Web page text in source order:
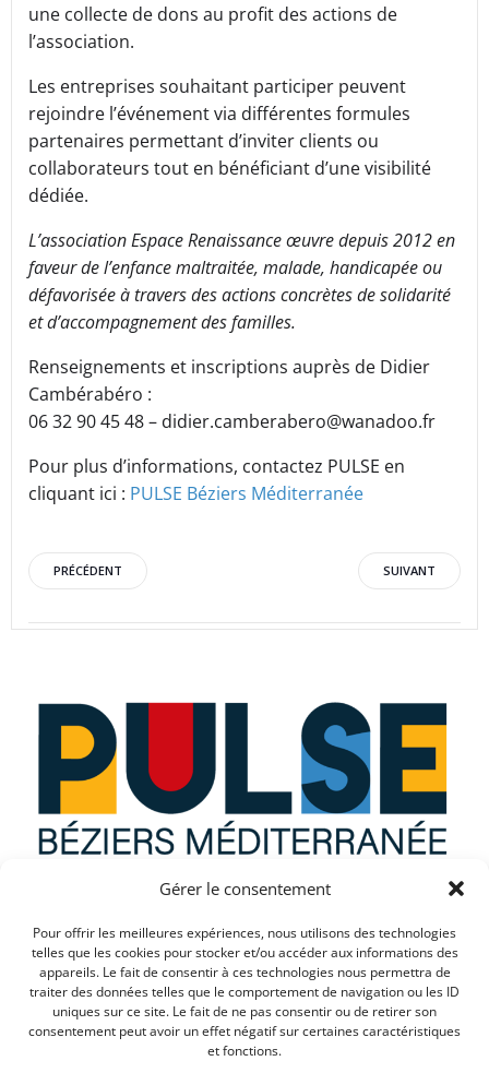
Gérer le consentement
Pour offrir les meilleures expériences, nous utilisons des technologies
telles que les cookies pour stocker et/ou accéder aux informations des
appareils. Le fait de consentir à ces technologies nous permettra de
traiter des données telles que le comportement de navigation ou les ID
uniques sur ce site. Le fait de ne pas consentir ou de retirer son
consentement peut avoir un effet négatif sur certaines caractéristiques
et fonctions.
une collecte de dons au profit des actions de
l’association.
Les entreprises souhaitant participer peuvent
rejoindre l’événement via différentes formules
partenaires permettant d’inviter clients ou
collaborateurs tout en bénéficiant d’une visibilité
dédiée.
L’association Espace Renaissance œuvre depuis 2012 en
faveur de l’enfance maltraitée, malade, handicapée ou
défavorisée à travers des actions concrètes de solidarité
et d’accompagnement des familles.
Renseignements et inscriptions auprès de Didier
Cambérabéro :
06 32 90 45 48 – didier.camberabero@wanadoo.fr
Pour plus d’informations, contactez PULSE en
cliquant ici : PULSE Béziers Méditerranée
Post
navigation
PRÉCÉDENT
navigation
SUIVANT
Que recherchez vous ?